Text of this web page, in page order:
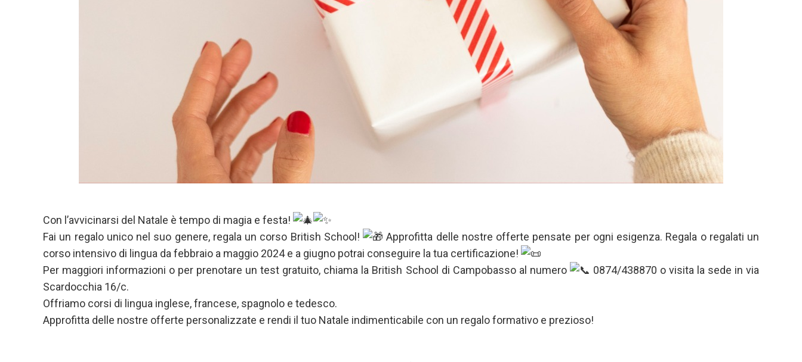
Con l’avvicinarsi del Natale è tempo di magia e festa!
Fai un regalo unico nel suo genere, regala un corso British School!
Approfitta delle nostre offerte pensate per ogni esigenza. Regala o regalati un
corso intensivo di lingua da febbraio a maggio 2024 e a giugno potrai conseguire la tua certificazione!
Per maggiori informazioni o per prenotare un test gratuito, chiama la British School di Campobasso al numero
0874/438870 o visita la sede in via
Scardocchia 16/c.
Offriamo corsi di lingua inglese, francese, spagnolo e tedesco.
Approfitta delle nostre offerte personalizzate e rendi il tuo Natale indimenticabile con un regalo formativo e prezioso!